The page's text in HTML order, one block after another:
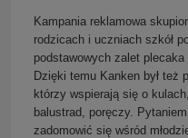
Kampania reklamowa
rodzicach i uczniach szkół
podstawowych zalet
Dzięki temu Kanken był też
którzy wspierają się o
balustrad, poręczy.
zadomowić się wśród